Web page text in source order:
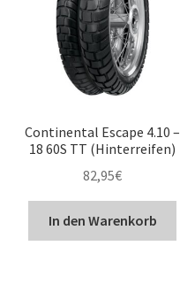
Continental Escape 4.10 –
18 60S TT (Hinterreifen)
82,95€
In den Warenkorb